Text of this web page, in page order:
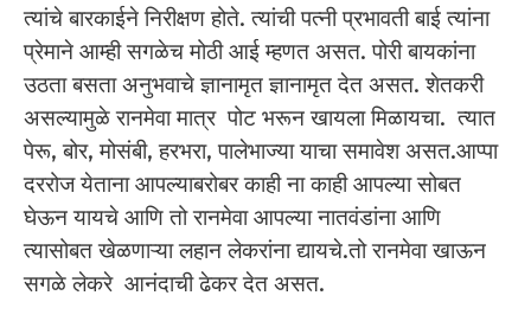
त्यांचे बारकाईने निरीक्षण होते. त्यांची पत्नी प्रभावती बाई त्यांना
प्रेमाने आम्ही सगळेच मोठी आई म्हणत असत. पोरी बायकांना
उठता बसता अनुभवाचे ज्ञानामृत ज्ञानामृत देत असत. शेतकरी
असल्यामुळे रानमेवा मात्र पोट भरून खायला मिळायचा. त्यात
पेरू, बोर, मोसंबी, हरभरा, पालेभाज्या याचा समावेश असत.आप्पा
दररोज येताना आपल्याबरोबर काही ना काही आपल्या सोबत
घेऊन यायचे आणि तो रानमेवा आपल्या नातवंडांना आणि
त्यासोबत खेळणाऱ्या लहान लेकरांना द्यायचे.तो रानमेवा खाऊन
सगळे लेकरे आनंदाची ढेकर देत असत.